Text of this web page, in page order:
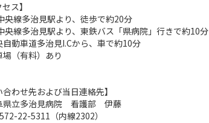
セス】
央線多治見駅より、徒歩で約20分
央線多治見駅より、東鉄バス「県病院」行きで約10分
自動車道多治見I.Cから、車で約10分
（有料）あり
合わせ先および当日連絡先】
県立多治見病院 看護部 伊藤
22-5311（内線2302）